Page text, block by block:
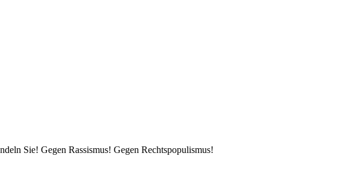
Sie! Gegen Rassismus! Gegen Rechtspopulismus!